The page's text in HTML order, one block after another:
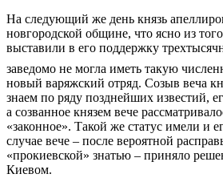
На следующий же день князь
новгородской общине, что ясно из
выставили в его поддержку
заведомо не могла иметь такую
новый варяжский отряд. Созыв веча
знаем по ряду позднейших известий,
а созванное князем вече
«законное». Такой же статус имели и
случае вече – после вероятной
«прокиевской» знатью – приняло
Киевом.